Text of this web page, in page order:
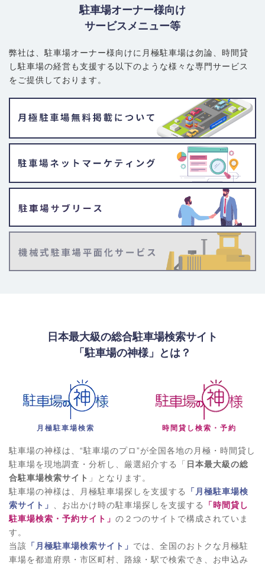
駐車場オーナー様向け
サービスメニュー等
弊社は、駐車場オーナー様向けに月極駐車場は勿論、 時間貸
し駐車場の経営も支援する以下のような様々な専門サービス
をご提供しております。
日本最大級の総合駐車場検索サイト
「駐車場の神様」とは？
月極駐車場検索 時間貸し検索・予約
駐車場の神様は、“駐車場のプロ”が全国各地の月極・時間貸し
駐車場を現地調査・分析し、厳選紹介する「 日本最大級の総
合駐車場検索サイト 」となります。
駐車場の神様は、月極駐車場探しを支援する
「月極駐車場検
索サイト」
、お出かけ時の駐車場探しを支援する
「時間貸し
駐車場検索・予約サイト」 の２つのサイトで構成されていま
す。
当該 「月極駐車場検索サイト」 では、全国のおトクな月極駐
車場を都道府県・市区町村、路線・駅で検索でき、お申込み